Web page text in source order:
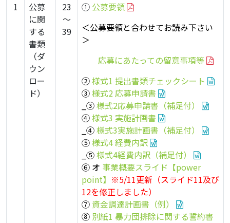
1
公募
に関
する
書類
（ダ
ウン
ロー
ド）
23
～
39
① 公募要領
＜公募要領と合わせてお読み下さい
＞
応募にあたっての留意事項等
②様式1 提出書類チェックシート
③様式2 応募申請書
_③様式2応募申請書（補足付）
④様式3 実施計画書
_④様式3実施計画書 （補足付）
⑤様式4 経費内訳
_⑤様式4経費内訳（補足付）
⑥ オ 事業概要スライド【power
point】 ※5/11更新（スライド11及び
12を修正しました）
⑦ 資金調達計画書（例）
⑧ 別紙1 暴力団排除に関する誓約書